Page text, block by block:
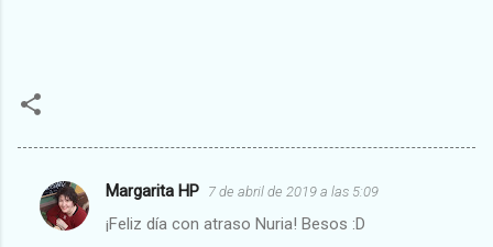
C
o
Margarita HP 7 de abril de 2019 a las 5:09
¡Feliz día con atraso Nuria! Besos :D